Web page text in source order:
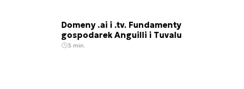
Domeny .ai i .tv. Fundamenty
gospodarek Anguilli i Tuvalu
3 min.